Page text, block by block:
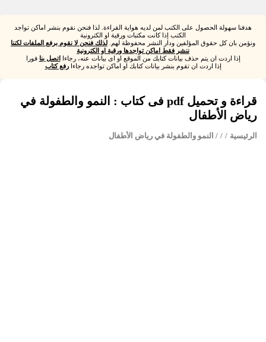
هدفنا سهولة الحصول على الكتب لمن لديه هواية القراءة. لذا فنحن نقوم بنشر اماكن تواجد
الكتب إذا كانت مكتبات ورقية او الكترونية
ونؤمن بان كل حقوق المؤلفين ودار النشر محفوظة لهم. لذلك فنحن لا نقوم برفع الملفات لكننا
ننشر فقط اماكن تواجدها ورقية او الكترونية
إذا اردت ان يتم حذف بيانات كتابك من الموقع او اى بيانات عنه، رجاءااتصل بنا فورا
إذا اردت ان تقوم بنشر بيانات كتابك او اماكن تواجده رجاءارفع كتاب
قراءة و تحميل pdf فى كتاب : النمو والطفولة في
رياض الأطفال
الرئيسية /
/ / النمو والطفولة في رياض الأطفال